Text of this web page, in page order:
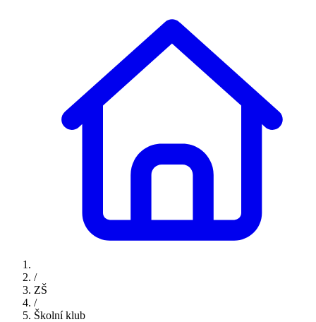
/
ZŠ
/
Školní klub